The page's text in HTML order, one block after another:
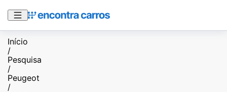
Início
/
Pesquisa
/
Peugeot
/